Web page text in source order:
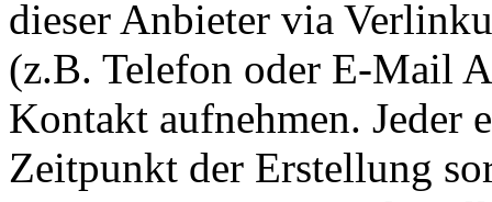
dieser Anbieter via
(z.B. Telefon oder E-Mail
Kontakt aufnehmen. Jeder
Zeitpunkt der Erstellung